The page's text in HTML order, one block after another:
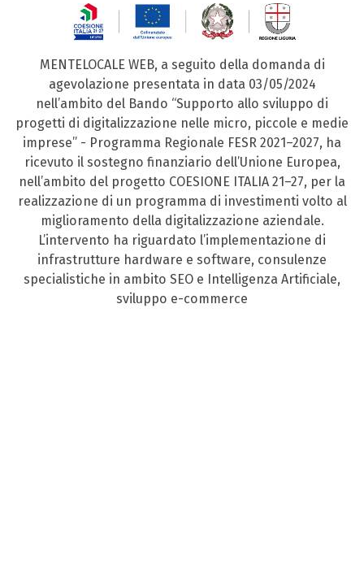
MENTELOCALE WEB, a seguito della domanda di
agevolazione presentata in data 03/05/2024
nell’ambito del Bando “Supporto allo sviluppo di
progetti di digitalizzazione nelle micro, piccole e medie
imprese” - Programma Regionale FESR 2021–2027, ha
ricevuto il sostegno finanziario dell’Unione Europea,
nell’ambito del progetto COESIONE ITALIA 21–27, per la
realizzazione di un programma di investimenti volto al
miglioramento della digitalizzazione aziendale.
L’intervento ha riguardato l’implementazione di
infrastrutture hardware e software, consulenze
specialistiche in ambito SEO e Intelligenza Artificiale,
sviluppo e-commerce